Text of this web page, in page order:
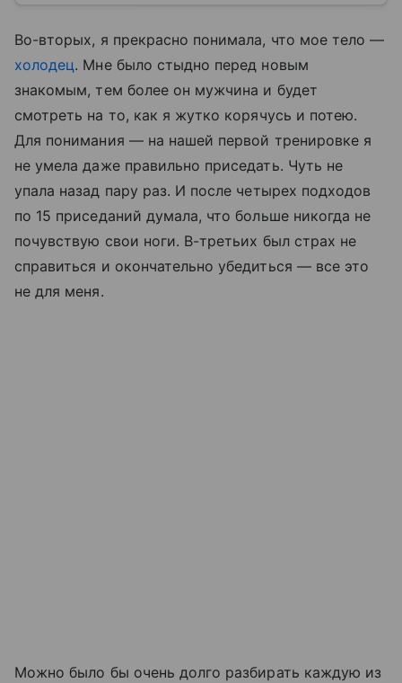
Во-вторых, я прекрасно понимала, что мое тело —
холодец. Мне было стыдно перед новым
знакомым, тем более он мужчина и будет
смотреть на то, как я жутко корячусь и потею.
Для понимания — на нашей первой тренировке я
не умела даже правильно приседать. Чуть не
упала назад пару раз. И после четырех подходов
по 15 приседаний думала, что больше никогда не
почувствую свои ноги. В-третьих был страх не
справиться и окончательно убедиться — все это
не для меня.
Можно было бы очень долго разбирать каждую из